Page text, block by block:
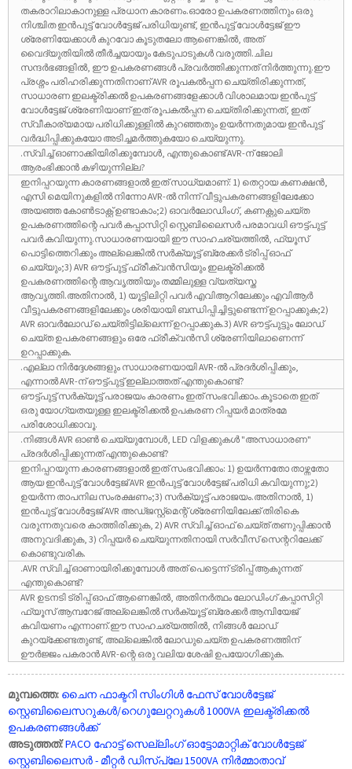
തകരാറിലാകാനുള്ള പ്രധാന കാരണം.ഓരോ ഉപകരണത്തിനും ഒരു
നിശ്ചിത ഇൻപുട്ട് വോൾട്ടേജ് പരിധിയുണ്ട്, ഇൻപുട്ട് വോൾട്ടേജ് ഈ
ശ്രേണിയേക്കാൾ കുറവോ കൂടുതലോ ആണെങ്കിൽ, അത്
വൈദ്യുതിയിൽ തീർച്ചയായും കേടുപാടുകൾ വരുത്തി.ചില
സന്ദർഭങ്ങളിൽ, ഈ ഉപകരണങ്ങൾ പ്രവർത്തിക്കുന്നത് നിർത്തുന്നു.ഈ
പ്രശ്നം പരിഹരിക്കുന്നതിനാണ് AVR രൂപകൽപ്പന ചെയ്തിരിക്കുന്നത്,
സാധാരണ ഇലക്ട്രിക്കൽ ഉപകരണങ്ങളേക്കാൾ വിശാലമായ ഇൻപുട്ട്
വോൾട്ടേജ് ശ്രേണിയാണ് ഇത് രൂപകൽപ്പന ചെയ്തിരിക്കുന്നത്, ഇത്
സ്വീകാര്യമായ പരിധിക്കുള്ളിൽ കുറഞ്ഞതും ഉയർന്നതുമായ ഇൻപുട്ട്
വർദ്ധിപ്പിക്കുകയോ അടിച്ചമർത്തുകയോ ചെയ്യുന്നു.
.സ്വിച്ച് ഓണാക്കിയിരിക്കുമ്പോൾ, എന്തുകൊണ്ട് AVR-ന് ജോലി
ആരംഭിക്കാൻ കഴിയുന്നില്ല?
ഇനിപ്പറയുന്ന കാരണങ്ങളാൽ ഇത് സാധ്യമാണ്: 1) തെറ്റായ കണക്ഷൻ,
എസി മെയിനുകളിൽ നിന്നോ AVR-ൽ നിന്ന് വീട്ടുപകരണങ്ങളിലേക്കോ
അയഞ്ഞ കോൺടാക്റ്റ് ഉണ്ടാകാം;2) ഓവർലോഡിംഗ്, കണക്റ്റുചെയ്ത
ഉപകരണത്തിന്റെ പവർ കപ്പാസിറ്റി സ്റ്റെബിലൈസർ പരമാവധി ഔട്ട്പുട്ട്
പവർ കവിയുന്നു.സാധാരണയായി ഈ സാഹചര്യത്തിൽ, ഫ്യൂസ്
പൊട്ടിത്തെറിക്കും അല്ലെങ്കിൽ സർക്യൂട്ട് ബ്രേക്കർ ട്രിപ്പ് ഓഫ്
ചെയ്യും;3) AVR ഔട്ട്പുട്ട് ഫ്രീക്വൻസിയും ഇലക്ട്രിക്കൽ
ഉപകരണത്തിന്റെ ആവൃത്തിയും തമ്മിലുള്ള വ്യത്യസ്ത
ആവൃത്തി.അതിനാൽ, 1) യൂട്ടിലിറ്റി പവർ എവിആറിലേക്കും എവിആർ
വീട്ടുപകരണങ്ങളിലേക്കും ശരിയായി ബന്ധിപ്പിച്ചിട്ടുണ്ടെന്ന് ഉറപ്പാക്കുക;2)
AVR ഓവർലോഡ് ചെയ്തിട്ടില്ലെന്ന് ഉറപ്പാക്കുക.3) AVR ഔട്ട്‌പുട്ടും ലോഡ്
ചെയ്‌ത ഉപകരണങ്ങളും ഒരേ ഫ്രീക്വൻസി ശ്രേണിയിലാണെന്ന്
ഉറപ്പാക്കുക.
.എല്ലാ നിർദ്ദേശങ്ങളും സാധാരണയായി AVR-ൽ പ്രദർശിപ്പിക്കും,
എന്നാൽ AVR-ന് ഔട്ട്പുട്ട് ഇല്ലാത്തത് എന്തുകൊണ്ട്?
ഔട്ട്പുട്ട് സർക്യൂട്ട് പരാജയം കാരണം ഇത് സംഭവിക്കാം.കൂടാതെ ഇത്
ഒരു യോഗ്യതയുള്ള ഇലക്ട്രിക്കൽ ഉപകരണ റിപ്പയർ മാത്രമേ
പരിശോധിക്കാവൂ.
.നിങ്ങൾ AVR ഓൺ ചെയ്യുമ്പോൾ, LED വിളക്കുകൾ "അസാധാരണ"
പ്രദർശിപ്പിക്കുന്നത് എന്തുകൊണ്ട്?
ഇനിപ്പറയുന്ന കാരണങ്ങളാൽ ഇത് സംഭവിക്കാം: 1) ഉയർന്നതോ താഴ്ന്നതോ
ആയ ഇൻപുട്ട് വോൾട്ടേജ് AVR ഇൻപുട്ട് വോൾട്ടേജ് പരിധി കവിയുന്നു;2)
ഉയർന്ന താപനില സംരക്ഷണം;3) സർക്യൂട്ട് പരാജയം.അതിനാൽ, 1)
ഇൻപുട്ട് വോൾട്ടേജ് AVR അഡ്ജസ്റ്റ്മെന്റ് ശ്രേണിയിലേക്ക് തിരികെ
വരുന്നതുവരെ കാത്തിരിക്കുക, 2) AVR സ്വിച്ച് ഓഫ് ചെയ്ത് തണുപ്പിക്കാൻ
അനുവദിക്കുക, 3) റിപ്പയർ ചെയ്യുന്നതിനായി സർവീസ് സെന്ററിലേക്ക്
കൊണ്ടുവരിക.
.AVR സ്വിച്ച് ഓണായിരിക്കുമ്പോൾ അത് പെട്ടെന്ന് ട്രിപ്പ് ആകുന്നത്
എന്തുകൊണ്ട്?
AVR ഉടനടി ട്രിപ്പ് ഓഫ് ആണെങ്കിൽ, അതിനർത്ഥം ലോഡിംഗ് കപ്പാസിറ്റി
ഫ്യൂസ് ആമ്പറേജ് അല്ലെങ്കിൽ സർക്യൂട്ട് ബ്രേക്കർ ആമ്പിയേജ്
കവിയണം എന്നാണ്.ഈ സാഹചര്യത്തിൽ, നിങ്ങൾ ലോഡ്
കുറയ്ക്കേണ്ടതുണ്ട്, അല്ലെങ്കിൽ ലോഡുചെയ്ത ഉപകരണത്തിന്
ഊർജ്ജം പകരാൻ AVR-ന്റെ ഒരു വലിയ ശേഷി ഉപയോഗിക്കുക.
മുമ്പത്തെ: ചൈന ഫാക്ടറി സിംഗിൾ ഫേസ് വോൾട്ടേജ്
സ്റ്റെബിലൈസറുകൾ/റെഗുലേറ്ററുകൾ 1000VA ഇലക്ട്രിക്കൽ
ഉപകരണങ്ങൾക്ക്
അടുത്തത്:PACO ഹോട്ട് സെല്ലിംഗ് ഓട്ടോമാറ്റിക് വോൾട്ടേജ്
സ്റ്റെബിലൈസർ - മീറ്റർ ഡിസ്പ്ലേ 1500VA നിർമ്മാതാവ്